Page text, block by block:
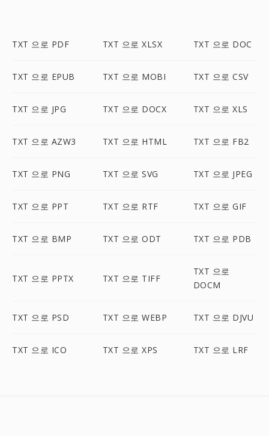
TXT 으로 PDF TXT 으로 XLSX TXT 으로 DOC
TXT 으로 EPUB TXT 으로 MOBI TXT 으로 CSV
TXT 으로 JPG TXT 으로 DOCX TXT 으로 XLS
TXT 으로 AZW3 TXT 으로 HTML TXT 으로 FB2
TXT 으로 PNG TXT 으로 SVG TXT 으로 JPEG
TXT 으로 PPT TXT 으로 RTF TXT 으로 GIF
TXT 으로 BMP TXT 으로 ODT TXT 으로 PDB
TXT 으로 PPTX TXT 으로 TIFF
TXT 으로
DOCM
TXT 으로 PSD TXT 으로 WEBP TXT 으로 DJVU
TXT 으로 ICO TXT 으로 XPS TXT 으로 LRF